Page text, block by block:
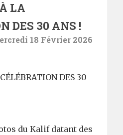
LA
DES 30 ANS !
18 Février 2026
DES 30
du Kalif datant des